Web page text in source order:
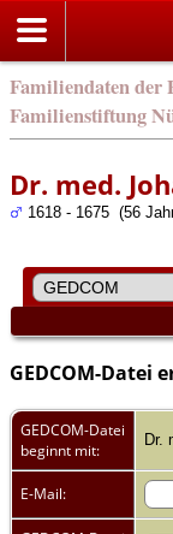
Familiendaten der
Familienstiftung
Dr. med.
1618 - 1675 (56
GEDCOM-Datei
GEDCOM-Datei
beginnt mit:
Dr.
E-Mail: